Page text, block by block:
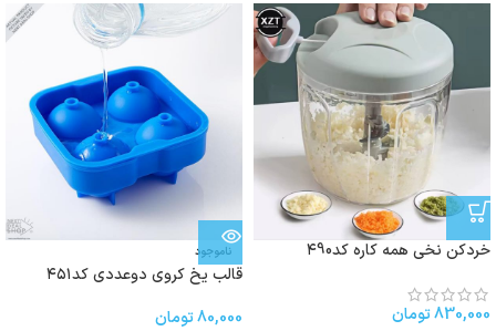
خردکن نخی همه کاره کد۴90
830,000تومان
ناموجود
قالب یخ كروى دوعددی کد۴۵۱
80,000تومان